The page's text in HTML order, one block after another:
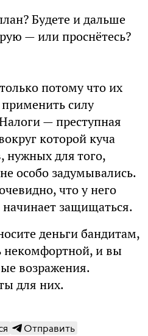
Будете и дальше
— или проснётесь?
потому что их
силу
— преступная
которой куча
нужных для того,
особо задумывались.
что у него
начинает защищаться.
деньги бандитам,
некомфортной, и вы
возражения.
для них.
Отправить